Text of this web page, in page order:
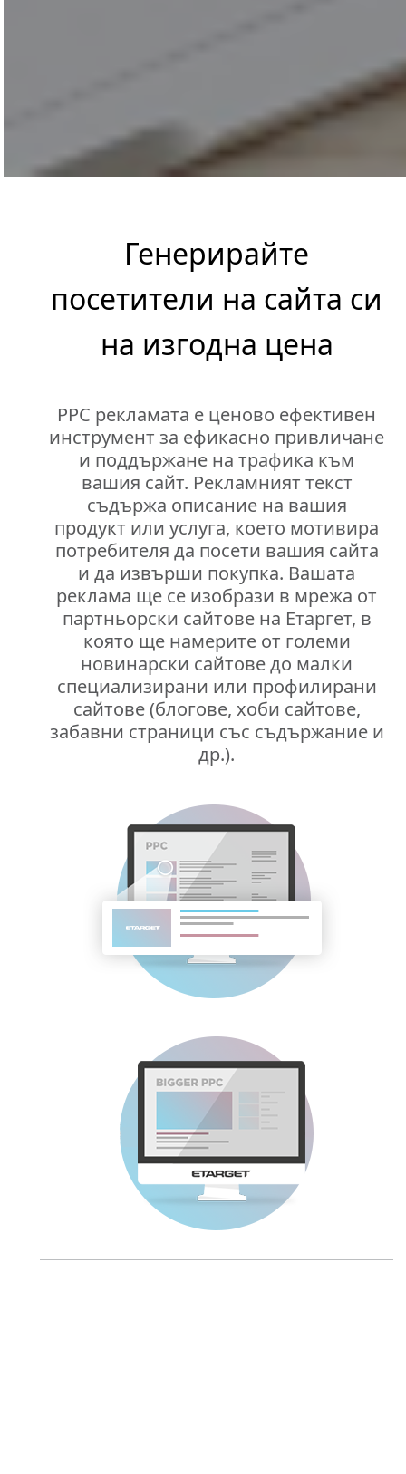
Генерирайте
посетители на сайта си
на изгодна цена
PPC рекламата е ценово ефективен
инструмент за ефикасно привличане
и поддържане на трафика към
вашия сайт. Рекламният текст
съдържа описание на вашия
продукт или услуга, което мотивира
потребителя да посети вашия сайта
и да извърши покупка. Вашата
реклама ще се изобрази в мрежа от
партньорски сайтове на Етаргет, в
която ще намерите от големи
новинарски сайтове до малки
специализирани или профилирани
сайтове (блогове, хоби сайтове,
забавни страници със съдържание и
др.).